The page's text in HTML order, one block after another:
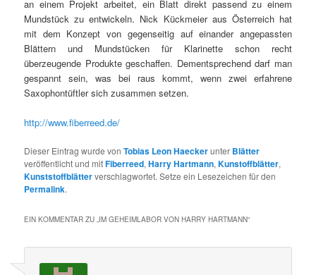
an einem Projekt arbeitet, ein Blatt direkt passend zu einem
Mundstück zu entwickeln. Nick Kückmeier aus Österreich hat
mit dem Konzept von gegenseitig auf einander angepassten
Blättern und Mundstücken für Klarinette schon recht
überzeugende Produkte geschaffen. Dementsprechend darf man
gespannt sein, was bei raus kommt, wenn zwei erfahrene
Saxophontüftler sich zusammen setzen.
http://www.fiberreed.de/
Dieser Eintrag wurde vonTobias Leon Haeckerunter Blätter
veröffentlicht und mitFiberreed,Harry Hartmann,Kunstoffblätter,
Kunststoffblätterverschlagwortet. Setze ein Lesezeichen für den
Permalink.
EIN KOMMENTAR ZU „IM GEHEIMLABOR VON HARRY HARTMANN“